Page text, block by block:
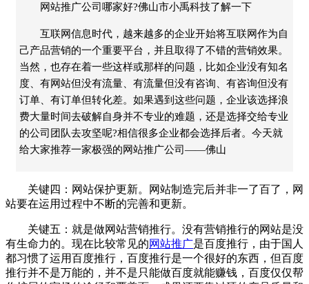
网站推广公司哪家好?佛山市小禹科技了解一下
互联网信息时代，越来越多的企业开始将互联网作为自
己产品营销的一个重要平台，并且取得了不错的营销效果。
当然，也存在着一些这样或那样的问题，比如企业没有知名
度、有网站但没有流量、有流量但没有咨询、有咨询但没有
订单、有订单但转化差。如果遇到这些问题，企业该选择浪
费大量时间去破解自身并不专业的难题，还是选择交给专业
的公司团队去攻坚呢?相信很多企业都会选择后者。今天就
给大家推荐一家极强的网站推广公司——佛山
关键四：网站保护更新。网站制造完后并非一了百了，网
站要在运用过程中不断的完善和更新。
关键五：就是做网站营销推行。没有营销推行的网站是没
有生命力的。现在比较常见的网站推广是百度推行，由于国人
都习惯了运用百度推行，百度推行是一个很好的东西，但百度
推行并不是万能的，并不是只能做百度就能赚钱，百度仅仅帮